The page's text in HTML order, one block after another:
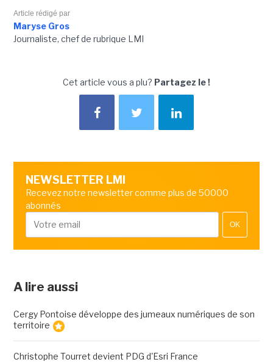
Article rédigé par
Maryse Gros
Journaliste, chef de rubrique LMI
Cet article vous a plu? Partagez le !
NEWSLETTER LMI
Recevez notre newsletter comme plus de 50000
abonnés
OK
A lire aussi
Cergy Pontoise développe des jumeaux numériques de son
territoire
Christophe Tourret devient PDG d'Esri France